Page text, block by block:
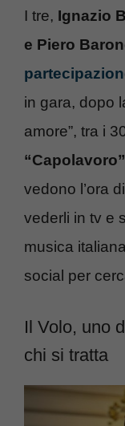
I tre, Ignazio
e Piero
in gara, dopo
amore”, tra i
“Capolavoro”
vedono l’ora
vederli in tv e
musica
social per
Il Volo, uno
chi si tratta